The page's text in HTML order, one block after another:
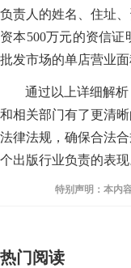
负责人的姓名、住址
资本500万元的资信
批发市场的单店营业面
通过以上详细解
和相关部门有了更清
法律法规，确保合法
个出版行业负责的表现
特别声明：本内
热门阅读